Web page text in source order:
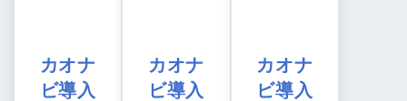
カオナ
ビ導入
カオナ
ビ導入
カオナ
ビ導入